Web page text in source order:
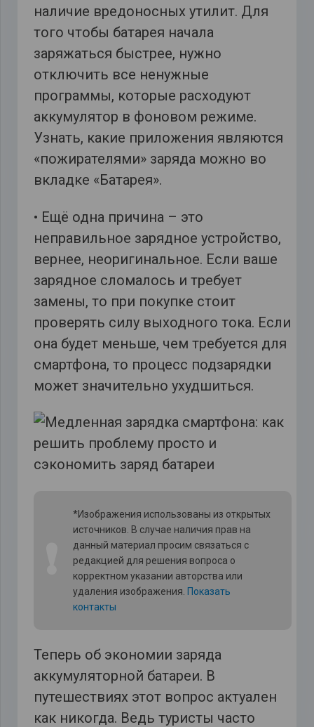
наличие вредоносных утилит. Для
того чтобы батарея начала
заряжаться быстрее, нужно
отключить все ненужные
программы, которые расходуют
аккумулятор в фоновом режиме.
Узнать, какие приложения являются
«пожирателями» заряда можно во
вкладке «Батарея».
• Ещё одна причина – это
неправильное зарядное устройство,
вернее, неоригинальное. Если ваше
зарядное сломалось и требует
замены, то при покупке стоит
проверять силу выходного тока. Если
она будет меньше, чем требуется для
смартфона, то процесс подзарядки
может значительно ухудшиться.
*Изображения использованы из открытых
источников. В случае наличия прав на
данный материал просим связаться с
редакцией для решения вопроса о
корректном указании авторства или
удаления изображения. Показать
контакты
Теперь об экономии заряда
аккумуляторной батареи. В
путешествиях этот вопрос актуален
как никогда. Ведь туристы часто